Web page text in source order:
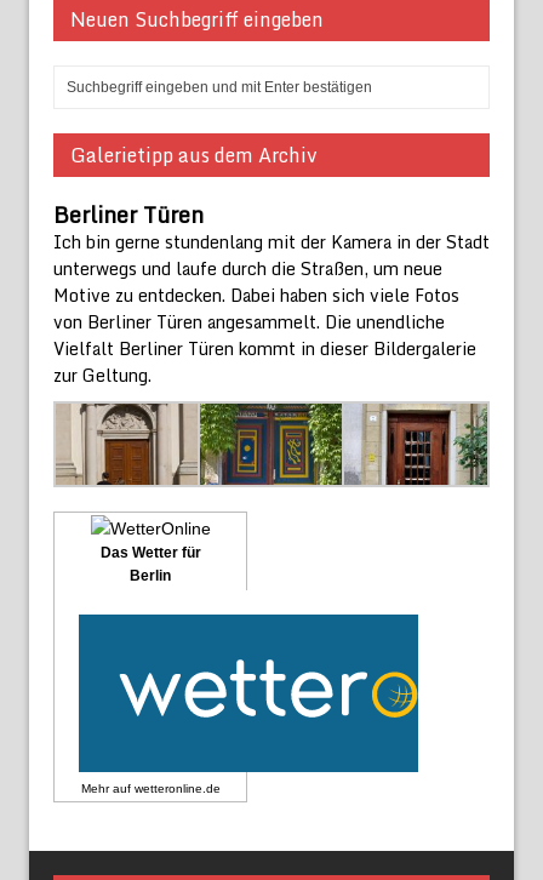
Neuen Suchbegriff eingeben
Galerietipp aus dem Archiv
Berliner Türen
Ich bin gerne stundenlang mit der Kamera in der Stadt
unterwegs und laufe durch die Straßen, um neue
Motive zu entdecken. Dabei haben sich viele Fotos
von Berliner Türen angesammelt. Die unendliche
Vielfalt Berliner Türen kommt in dieser Bildergalerie
zur Geltung.
Das Wetter für
Berlin
Mehr auf wetteronline.de